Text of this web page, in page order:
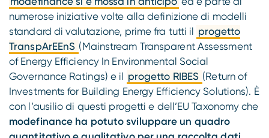
numerose iniziative volte alla definizione di modelli
standard di valutazione, prime fra tutti il progetto
TranspArEEnS (Mainstream Transparent Assessment
of Energy Efficiency In Environmental Social
Governance Ratings) e il progetto RIBES (Return of
Investments for Building Energy Efficiency Solutions). È
con l’ausilio di questi progetti e dell’EU Taxonomy che
modefinance ha potuto sviluppare un quadro